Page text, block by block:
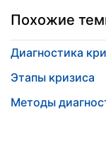
Похожие
Диагностика
Этапы кризиса
Методы